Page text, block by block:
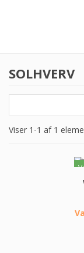
SOLHVERV
Viser 1-1 af 1